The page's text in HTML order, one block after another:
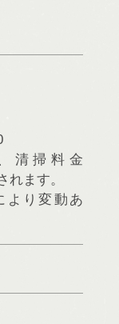
清掃料金
れます。
り変動あ